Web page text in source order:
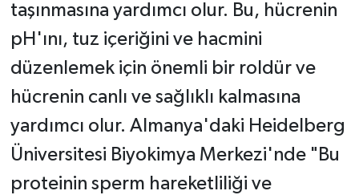
taşınmasına yardımcı olur. Bu, hücrenin
pH'ını, tuz içeriğini ve hacmini
düzenlemek için önemli bir roldür ve
hücrenin canlı ve sağlıklı kalmasına
yardımcı olur. Almanya'daki Heidelberg
Üniversitesi Biyokimya Merkezi'nde "Bu
proteinin sperm hareketliliği ve